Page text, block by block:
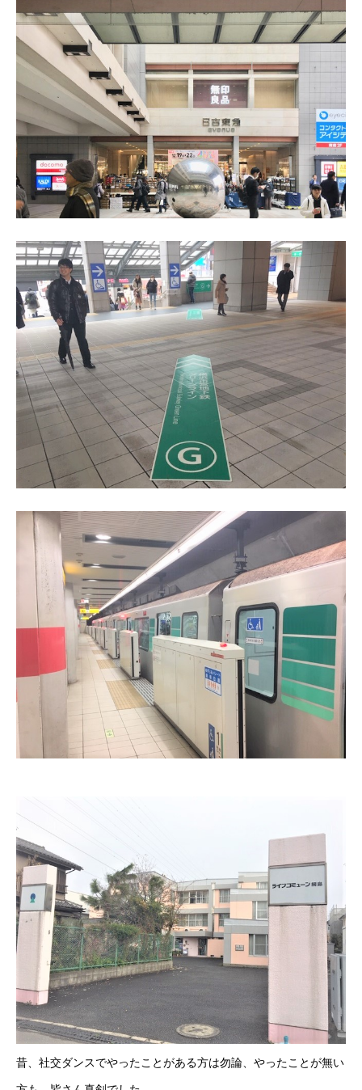
昔、社交ダンスでやったことがある方は勿論、やったことが無い